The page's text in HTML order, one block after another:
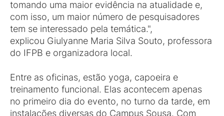
tomando uma maior evidência na atualidade e,
com isso, um maior número de pesquisadores
tem se interessado pela temática.",
explicou Giulyanne Maria Silva Souto, professora
do IFPB e organizadora local.
Entre as oficinas, estão yoga, capoeira e
treinamento funcional. Elas acontecem apenas
no primeiro dia do evento, no turno da tarde, em
instalações diversas do Campus Sousa. Com